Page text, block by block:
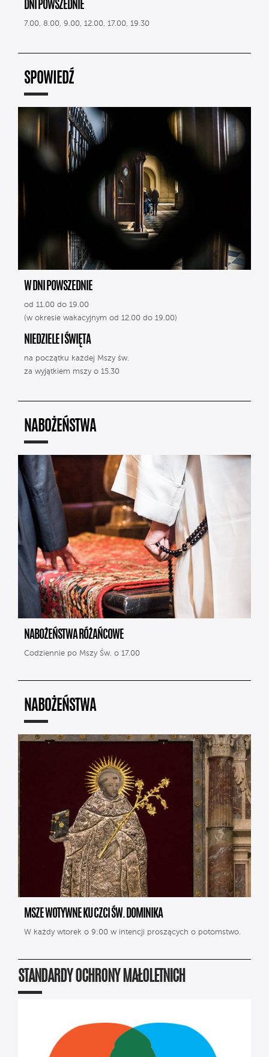
DNI POWSZEDNIE
7.00, 8.00, 9.00, 12.00, 17.00, 19.30
SPOWIEDŹ
W DNI POWSZEDNIE
od 11.00 do 19.00
(w okresie wakacyjnym od 12.00 do 19.00)
NIEDZIELE I ŚWIĘTA
na początku każdej Mszy św.
za wyjątkiem mszy o 15.30
NABOŻEŃSTWA
NABOŻEŃSTWA RÓŻAŃCOWE
Codziennie po Mszy Św. o 17.00
NABOŻEŃSTWA
MSZE WOTYWNE KU CZCI ŚW. DOMINIKA
W każdy wtorek o 9:00 w intencji proszących o potomstwo.
STANDARDY OCHRONY MAŁOLETNICH